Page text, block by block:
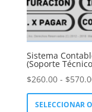
Sistema
(Soporte
$260.00 - $
SELECCIONAR